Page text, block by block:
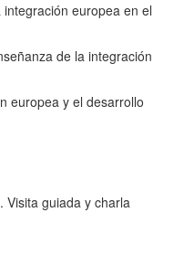
europea en el
de la integración
europea y el desarrollo
Visita guiada y charla